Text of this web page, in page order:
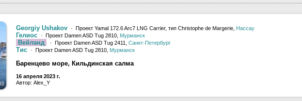
Georgiy Ushakov · Проект Yamal 172.6 Arc7 LNG Carrier, тип Christophe de Margerie, Нассау
Гелиос · Проект Damen ASD Tug 2810, Мурманск
Вейланд · Проект Damen ASD Tug 2411, Санкт-Петербург
Тис · Проект Damen ASD Tug 2810, Мурманск
Баренцево море, Кильдинская салма
16 апреля 2023 г.
Автор: Alex_Y